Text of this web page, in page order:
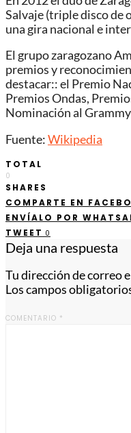
Salvaje (triple disco de
una gira nacional e
El grupo zaragozano
premios y
destacar:: el Premio
Premios Ondas,
Nominación al
Fuente:Wikipedia
TOTAL
0
SHARES
COMPARTE EN
ENVÍALO POR
TWEET 0
Deja una respuesta
Tu dirección de correo
Los campos
COMENTARIO *